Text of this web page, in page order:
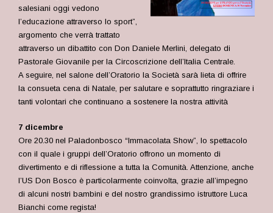
salesiani oggi vedono
l’educazione attraverso lo sport”,
argomento che verrà trattato
attraverso un dibattito con Don Daniele Merlini, delegato di
Pastorale Giovanile per la Circoscrizione dell’Italia Centrale.
A seguire, nel salone dell’Oratorio la Società sarà lieta di offrire
la consueta cena di Natale, per salutare e soprattutto ringraziare i
tanti volontari che continuano a sostenere la nostra attività
7 dicembre
Ore 20.30 nel Paladonbosco “Immacolata Show”, lo spettacolo
con il quale i gruppi dell’Oratorio offrono un momento di
divertimento e di riflessione a tutta la Comunità. Attenzione, anche
l’US Don Bosco è particolarmente coinvolta, grazie all’impegno
di alcuni nostri bambini e del nostro grandissimo istruttore Luca
Bianchi come regista!